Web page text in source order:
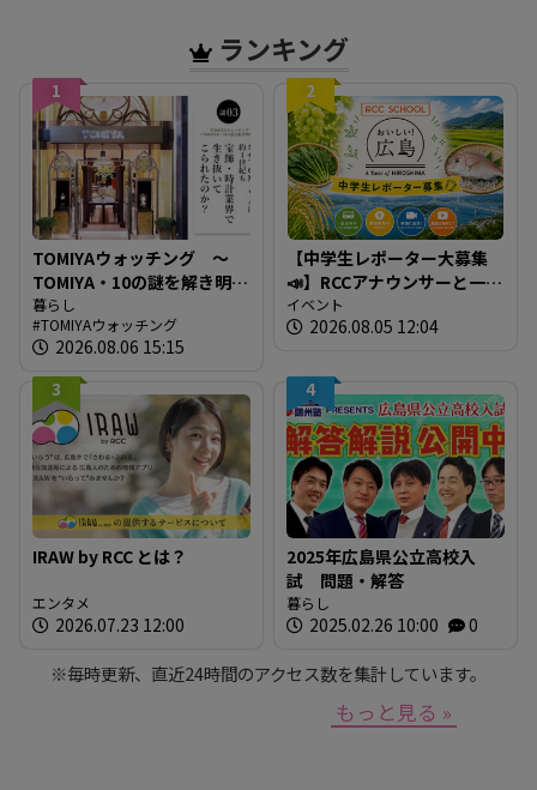
ランキング
1
TOMIYAウォッチング ～
TOMIYA・10の謎を解き明か
す～ 謎03 「なぜTOMIYAは
約1世紀も宝飾・時計業界で
生き抜いてこられたの
か？」
暮らし
TOMIYAウォッチング
2026.08.06 15:15
2
【中学生レポーター大募集
📣】RCCアナウンサーと一緒
に「広島の食」の現場を取
材しよう！
イベント
2026.08.05 12:04
3
IRAW by RCC とは？
エンタメ
2026.07.23 12:00
4
2025年広島県公立高校入
試 問題・解答
暮らし
2025.02.26 10:00 0
※毎時更新、直近24時間のアクセス数を集計しています。
もっと見る »